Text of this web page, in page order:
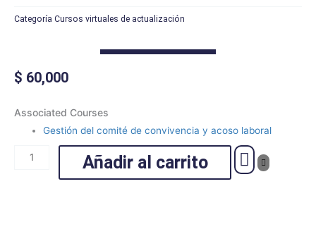
Categoría Cursos virtuales de actualización
$ 60,000
Associated Courses
Gestión del comité de convivencia y acoso laboral
Gestión
Añadir al carrito